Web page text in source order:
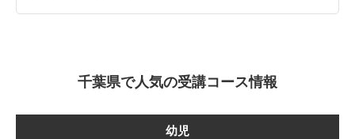
千葉県で人気の受講コース情報
幼児